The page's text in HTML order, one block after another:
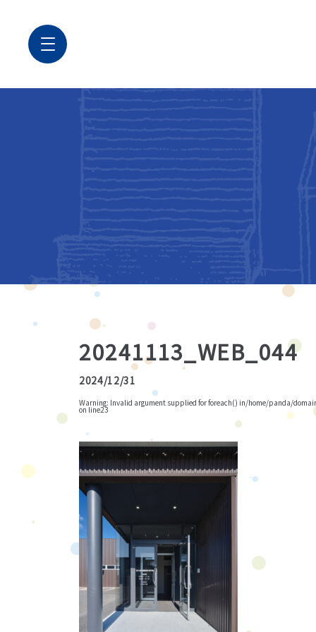
20241113_WEB_044
2024/12/31
Warning: Invalid argument supplied for foreach() in/home/panda/
on line23